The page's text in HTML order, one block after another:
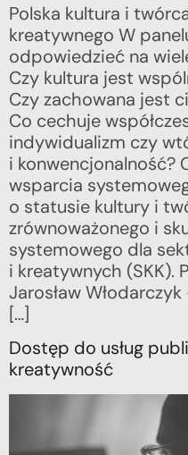
Polska kultura i
kreatywnego W
odpowiedzieć na
Czy kultura jest
Czy zachowana jest
Co cechuje
indywidualizm czy
i konwencjonalność?
wsparcia
o statusie kultury i
zrównoważonego i
systemowego dla
i kreatywnych (SKK).
Jarosław
[…]
Dostęp do usług
kreatywność